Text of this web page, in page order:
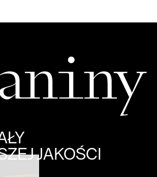
JAKOŚCI